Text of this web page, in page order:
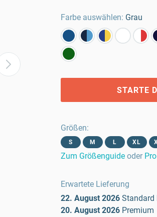
Farbe auswählen: Grau
STARTE
Größen:
S M L XL
Zum Größenguide oder
Erwartete Lieferung
22. August 2026 Standard
20. August 2026 Premium